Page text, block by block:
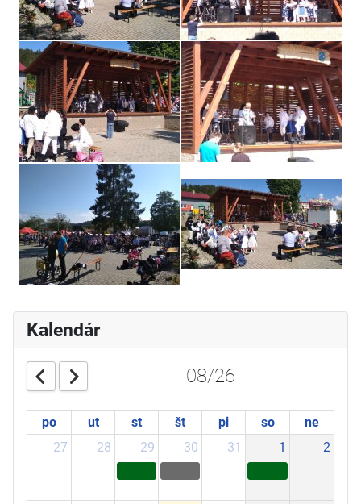
Kalendár
08/26
po ut st št pi so
ne
27
28 29 30 31 1 2